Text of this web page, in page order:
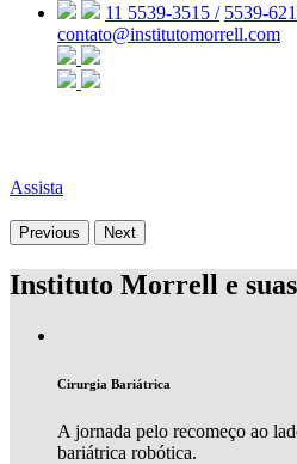
11 5539-3515 / 5539-
contato@institutomorrell.com
Assista
Previous Next
Instituto Morrell e
Cirurgia Bariátrica
A jornada pelo recomeço ao
bariátrica robótica.